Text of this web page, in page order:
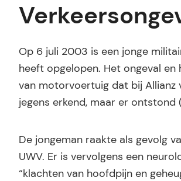
Op 6 juli 2003 is een jonge
heeft opgelopen. Het ongeval
van motorvoertuig dat bij Allianz
jegens erkend, maar er
De jongeman raakte als gevolg
UWV. Er is vervolgens een
“klachten van hoofdpijn en